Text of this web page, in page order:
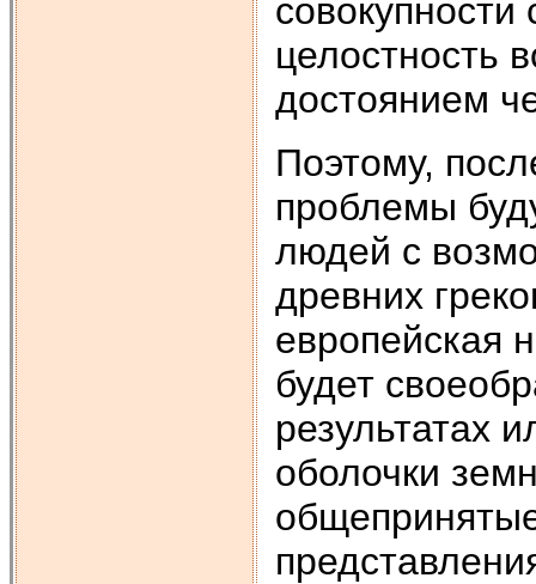
целостность
достоянием
Поэтому,
проблемы
людей с
древних
европейская
будет
результатах
оболочки